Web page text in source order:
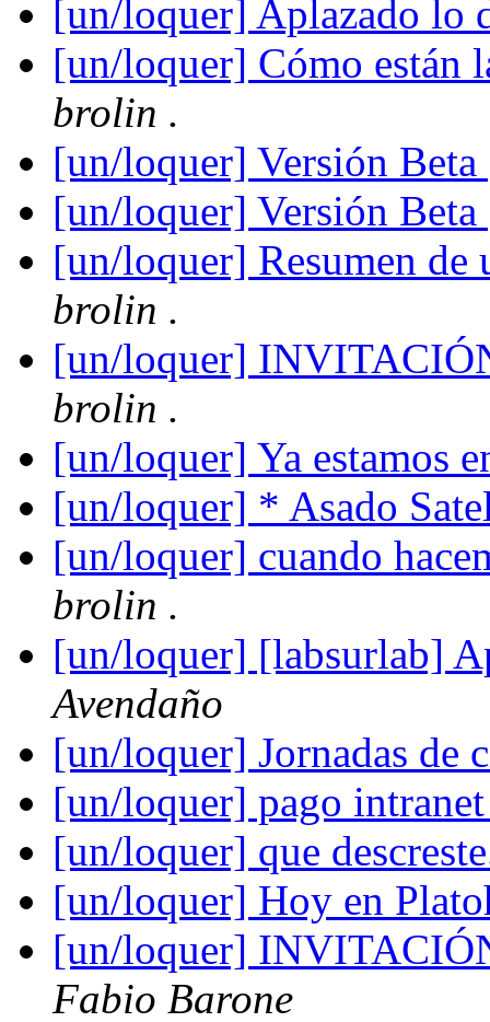
[un/loquer] Aplazado lo
[un/loquer] Cómo están
brolin .
[un/loquer] Versión Beta
[un/loquer] Versión Beta
[un/loquer] Resumen
brolin .
[un/loquer]
brolin .
[un/loquer] Ya estamos
[un/loquer] * Asado
[un/loquer] cuando
brolin .
[un/loquer] [labsurlab]
Avendaño
[un/loquer] Jornadas de
[un/loquer] pago
[un/loquer] que
[un/loquer] Hoy en
[un/loquer]
Fabio Barone